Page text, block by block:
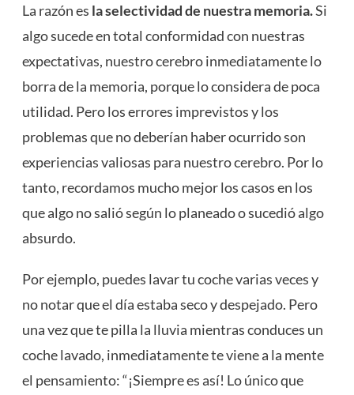
La razón es la selectividad de nuestra memoria.Si
algo sucede en total conformidad con nuestras
expectativas, nuestro cerebro inmediatamente lo
borra de la memoria, porque lo considera de poca
utilidad. Pero los errores imprevistos y los
problemas que no deberían haber ocurrido son
experiencias valiosas para nuestro cerebro. Por lo
tanto, recordamos mucho mejor los casos en los
que algo no salió según lo planeado o sucedió algo
absurdo.
Por ejemplo, puedes lavar tu coche varias veces y
no notar que el día estaba seco y despejado. Pero
una vez que te pilla la lluvia mientras conduces un
coche lavado, inmediatamente te viene a la mente
el pensamiento: “¡Siempre es así! Lo único que